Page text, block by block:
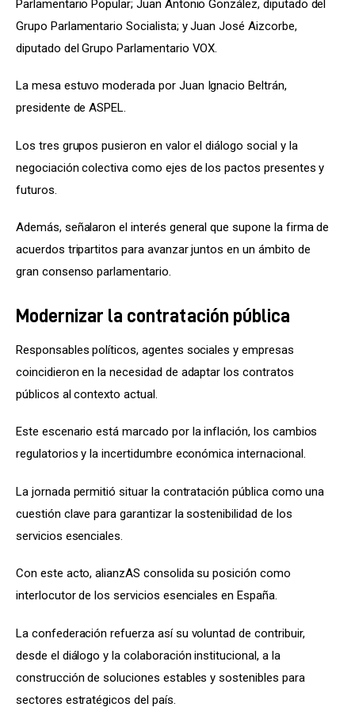
Parlamentario Popular; Juan Antonio González, diputado del
Grupo Parlamentario Socialista; y Juan José Aizcorbe,
diputado del Grupo Parlamentario VOX.
La mesa estuvo moderada por Juan Ignacio Beltrán,
presidente de ASPEL.
Los tres grupos pusieron en valor el diálogo social y la
negociación colectiva como ejes de los pactos presentes y
futuros.
Además, señalaron el interés general que supone la firma de
acuerdos tripartitos para avanzar juntos en un ámbito de
gran consenso parlamentario.
Modernizar la contratación pública
Responsables políticos, agentes sociales y empresas
coincidieron en la necesidad de adaptar los contratos
públicos al contexto actual.
Este escenario está marcado por la inflación, los cambios
regulatorios y la incertidumbre económica internacional.
La jornada permitió situar la contratación pública como una
cuestión clave para garantizar la sostenibilidad de los
servicios esenciales.
Con este acto, alianzAS consolida su posición como
interlocutor de los servicios esenciales en España.
La confederación refuerza así su voluntad de contribuir,
desde el diálogo y la colaboración institucional, a la
construcción de soluciones estables y sostenibles para
sectores estratégicos del país.